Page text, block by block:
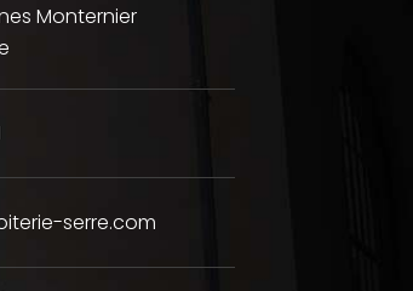
Monternier
serre.com